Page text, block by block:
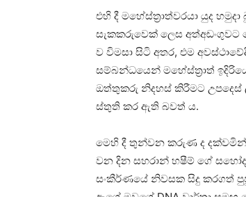
එහි දී මහේස්ත්‍රාත්වරයා යුද
සැකකරුවෙක් ලෙස අත්අඩංගුවට
ව විමසා සිටි අතර, එම
සම්බන්ධයෙන් මහේස්ත්‍රාත්
ඔත්තුකරු නිදහස් කිරීමට
ස්තුති කර ඇති බවත් ය.
මෙහි දී තුන්වන කරුණ ද දක්වමින්,
වන දින සහරාන් හෂීම් ගේ
සංකීර්ණයේ නිවසක සිදු කරගත්